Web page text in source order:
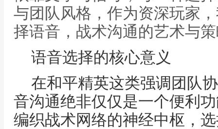
与团队风格，作为资深玩家
择语音，战术沟通的艺术与
语音选择的核心意义
在和平精英这类强调团队
音沟通绝非仅仅是一个便利
编织战术网络的神经中枢，